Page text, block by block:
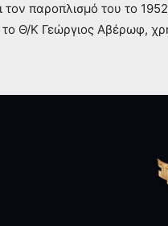
τον παροπλισμό του το
Θ/Κ Γεώργιος Αβέρωφ,